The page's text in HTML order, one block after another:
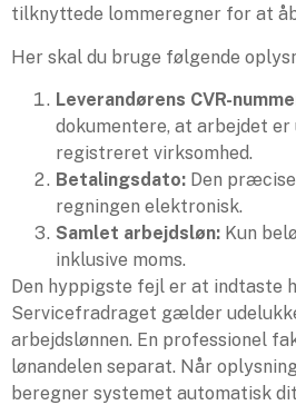
tilknyttede lommeregner for at
Her skal du bruge følgende
Leverandørens CVR-
dokumentere, at arbejdet
registreret virksomhed.
Betalingsdato: Den
regningen elektronisk.
Samlet arbejdsløn: Kun
inklusive moms.
Den hyppigste fejl er at indtaste
Servicefradraget gælder
arbejdslønnen. En professionel
lønandelen separat. Når
beregner systemet automatisk